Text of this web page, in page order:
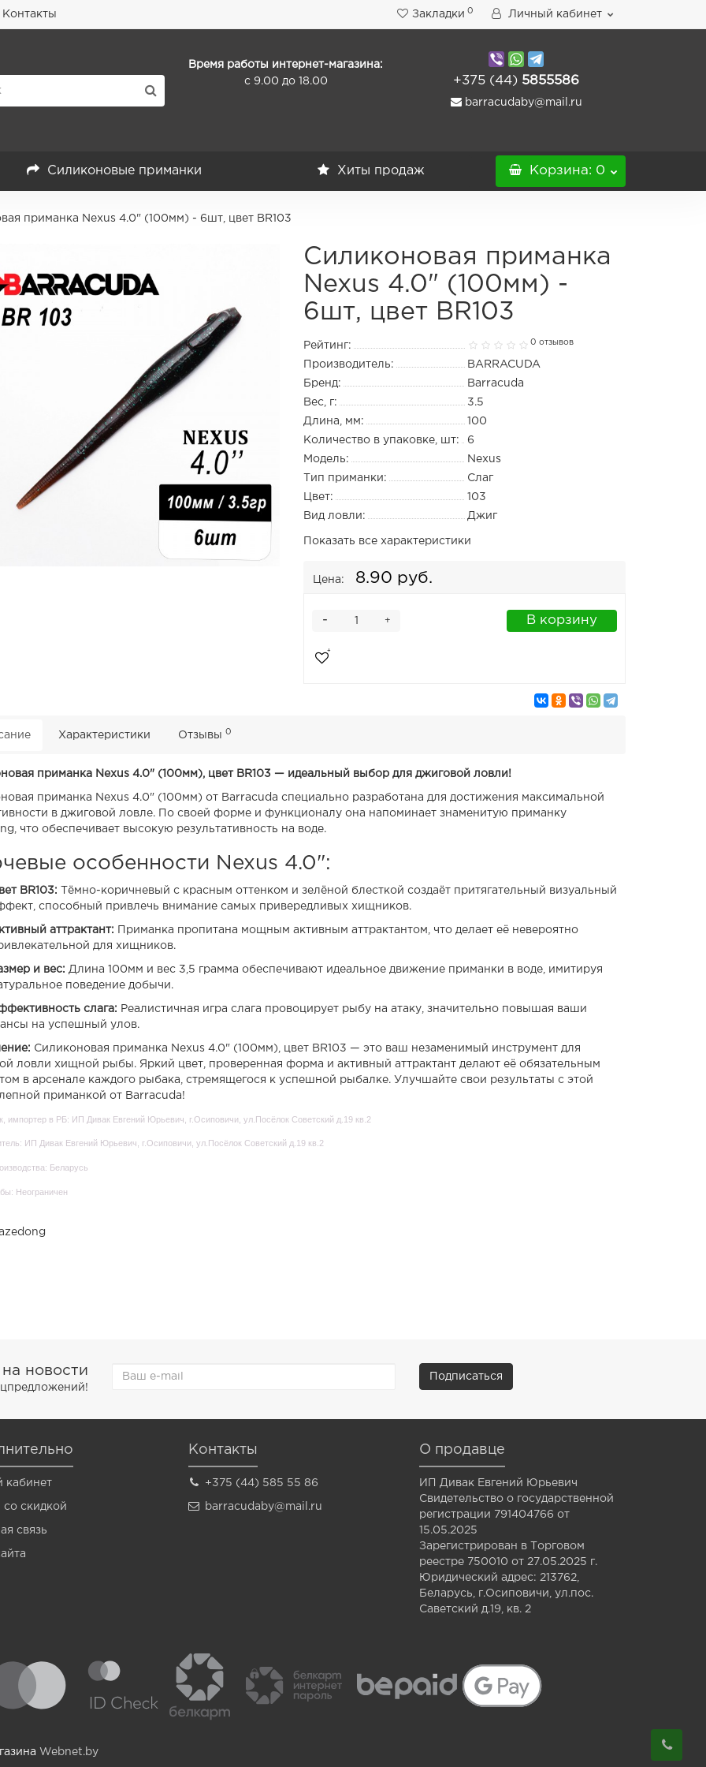
Контакты Закладки 0 Личный кабинет
Время работы интернет-магазина:
с 9.00 до 18.00
+375 (44) 5855586
barracudaby@mail.ru
Силиконовые приманки Хиты продаж Корзина: 0
приманка Nexus 4.0" (100мм) - 6шт, цвет BR103
Силиконовая приманка
Nexus 4.0" (100мм) -
6шт, цвет BR103
Рейтинг: 0 отзывов
Производитель:
BARRACUDA
Бренд:
Barracuda
Вес, г:
3.5
Длина, мм:
100
Количество в упаковке, шт:
6
Модель:
Nexus
Тип приманки:
Слаг
Цвет:
103
Вид ловли:
Джиг
Показать все характеристики
Цена: 8.90 руб.
+
- В корзину
Характеристики Отзывы 0
приманка Nexus 4.0" (100мм), цвет BR103 — идеальный выбор для джиговой ловли!
приманка Nexus 4.0" (100мм) от Barracuda специально разработана для достижения максимальной
в джиговой ловле. По своей форме и функционалу она напоминает знаменитую приманку
что обеспечивает высокую результативность на воде.
особенности Nexus 4.0":
BR103: Тёмно-коричневый с красным оттенком и зелёной блесткой создаёт притягательный визуальный
способный привлечь внимание самых привередливых хищников.
аттрактант: Приманка пропитана мощным активным аттрактантом, что делает её невероятно
для хищников.
и вес: Длина 100мм и вес 3,5 грамма обеспечивают идеальное движение приманки в воде, имитируя
поведение добычи.
слага: Реалистичная игра слага провоцирует рыбу на атаку, значительно повышая ваши
на успешный улов.
Силиконовая приманка Nexus 4.0" (100мм), цвет BR103 — это ваш незаменимый инструмент для
ловли хищной рыбы. Яркий цвет, проверенная форма и активный аттрактант делают её обязательным
в арсенале каждого рыбака, стремящегося к успешной рыбалке. Улучшайте свои результаты с этой
приманкой от Barracuda!
импортер в РБ: ИП Дивак Евгений Юрьевич, г.Осиповичи, ул.Посёлок Советский д.19 кв.2
ИП Дивак Евгений Юрьевич, г.Осиповичи, ул.Посёлок Советский д.19 кв.2
Беларусь
Неограничен
на новости Подписаться
кабинет
со скидкой
связь
Контакты
+375 (44) 585 55 86
barracudaby@mail.ru
О продавце
ИП Дивак Евгений Юрьевич
Свидетельство о государственной
регистрации 791404766 от
15.05.2025
Зарегистрирован в Торговом
реестре 750010 от 27.05.2025 г.
Юридический адрес: 213762,
Беларусь, г.Осиповичи, ул.пос.
Саветский д.19, кв. 2
Webnet.by